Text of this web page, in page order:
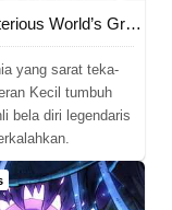
The Mysterious World’s Greatest Martial Artist Little Prince
yang sarat teka-
Kecil tumbuh
bela diri legendaris